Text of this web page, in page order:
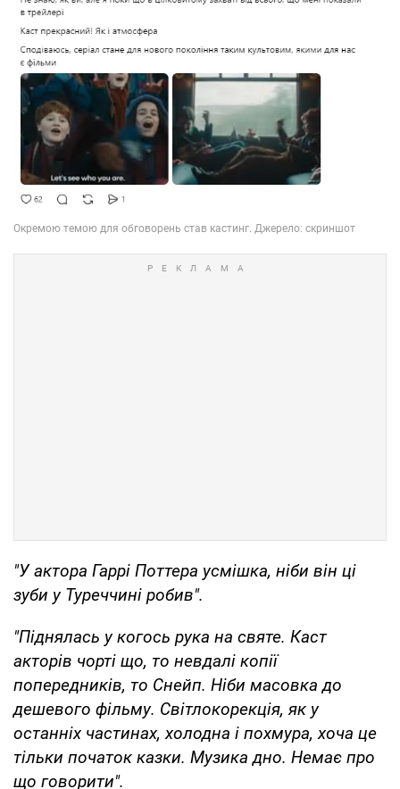
"У актора Гаррі Поттера усмішка, ніби він ці
зуби у Туреччині робив".
"Піднялась у когось рука на святе. Каст
акторів чорті що, то невдалі копії
попередників, то Снейп. Ніби масовка до
дешевого фільму. Світлокорекція, як у
останніх частинах, холодна і похмура, хоча це
тільки початок казки. Музика дно. Немає про
що говорити".